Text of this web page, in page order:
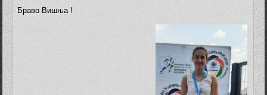
Браво Вишња !